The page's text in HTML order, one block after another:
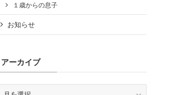
１歳からの息子
お知らせ
アーカイブ